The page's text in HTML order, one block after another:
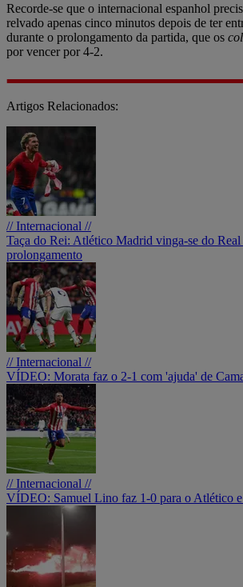
Recorde-se que o internacional espanhol
relvado apenas cinco minutos depois de ter
durante o prolongamento da partida, que os
por vencer por 4-2.
Artigos Relacionados:
// Internacional //
Taça do Rei: Atlético Madrid vinga-se do
prolongamento
// Internacional //
VÍDEO: Morata faz o 2-1 com 'ajuda' de
// Internacional //
VÍDEO: Samuel Lino faz 1-0 para o Atlético